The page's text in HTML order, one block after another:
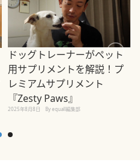
ドッグトレーナーがペット
用サプリメントを解説！プ
レミアムサプリメント
『Zesty Paws』
2025年8月8日 By equall編集部